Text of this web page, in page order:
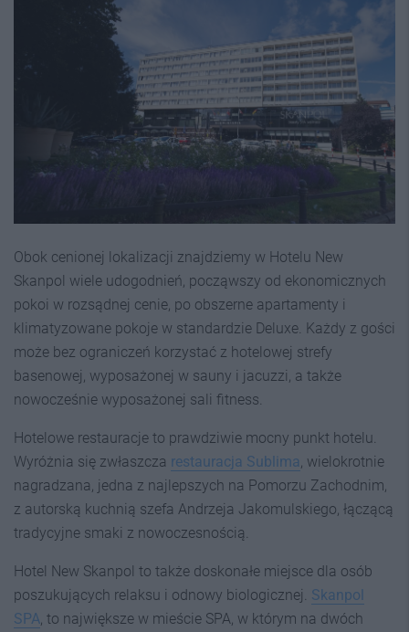
Obok cenionej lokalizacji znajdziemy w Hotelu New
Skanpol wiele udogodnień, począwszy od ekonomicznych
pokoi w rozsądnej cenie, po obszerne apartamenty i
klimatyzowane pokoje w standardzie Deluxe. Każdy z gości
może bez ograniczeń korzystać z hotelowej strefy
basenowej, wyposażonej w sauny i jacuzzi, a także
nowocześnie wyposażonej sali fitness.
Hotelowe restauracje to prawdziwie mocny punkt hotelu.
Wyróżnia się zwłaszcza restauracja Sublima , wielokrotnie
nagradzana, jedna z najlepszych na Pomorzu Zachodnim,
z autorską kuchnią szefa Andrzeja Jakomulskiego, łączącą
tradycyjne smaki z nowoczesnością.
Hotel New Skanpol to także doskonałe miejsce dla osób
poszukujących relaksu i odnowy biologicznej. Skanpol
SPA , to największe w mieście SPA, w którym na dwóch